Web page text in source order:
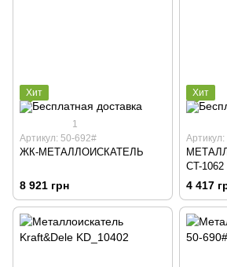
Хит
1
Артикул: 50-692#
ЖК-МЕТАЛЛОИСКАТЕЛЬ
8 921 грн
Хит
CT-1062
4 417